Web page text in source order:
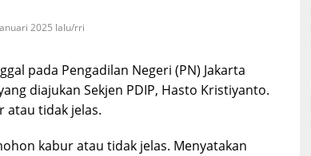
2025 lalu/rri
pada Pengadilan Negeri (PN) Jakarta
diajukan Sekjen PDIP, Hasto Kristiyanto.
atau tidak jelas.
kabur atau tidak jelas. Menyatakan